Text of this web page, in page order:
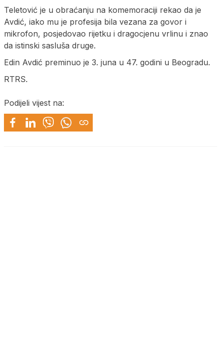
Teletović je u obraćanju na komemoraciji rekao da je
Avdić, iako mu je profesija bila vezana za govor i
mikrofon, posjedovao rijetku i dragocjenu vrlinu i znao
da istinski sasluša druge.
Edin Avdić preminuo je 3. juna u 47. godini u Beogradu.
RTRS.
Podijeli vijest na: